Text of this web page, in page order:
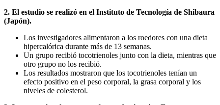
2. El estudio se realizó en el Instituto de Tecnología de Shibaura
(Japón).
Los investigadores alimentaron a los roedores con una dieta
hipercalórica durante más de 13 semanas.
Un grupo recibió tocotrienoles junto con la dieta, mientras que
otro grupo no los recibió.
Los resultados mostraron que los tocotrienoles tenían un
efecto positivo en el peso corporal, la grasa corporal y los
niveles de colesterol.